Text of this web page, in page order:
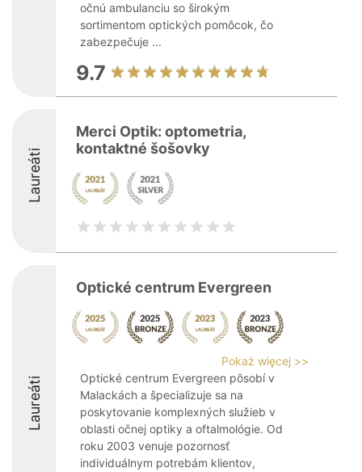
očnú ambulanciu so širokým
sortimentom optických pomôcok, čo
zabezpečuje ...
9.7
Laureáti
Merci Optik: optometria,
kontaktné šošovky
Laureáti
Optické centrum Evergreen
Pokaż więcej >>
Optické centrum Evergreen pôsobí v
Malackách a špecializuje sa na
poskytovanie komplexných služieb v
oblasti očnej optiky a oftalmológie. Od
roku 2003 venuje pozornosť
individuálnym potrebám klientov,